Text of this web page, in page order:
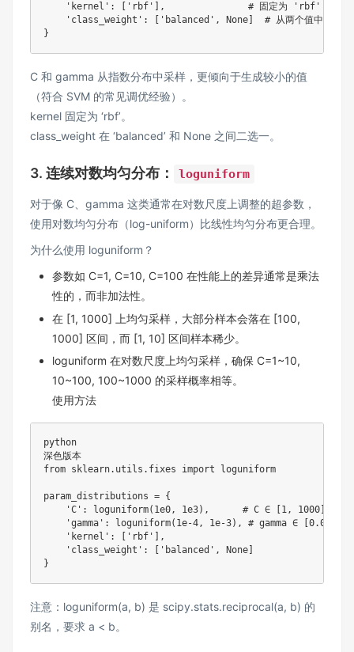
'kernel' : 'rbf' ,
# 固定为 'rbf'
'class_weight' : 'balanced' , None
# 从两个值中均匀采
}
C 和 gamma 从指数分布中采样，更倾向于生成较小的值
（符合 SVM 的常见调优经验）。
kernel 固定为 ‘rbf’。
class_weight 在 ‘balanced’ 和 None 之间二选一。
3. 连续对数均匀分布： loguniform
对于像 C、gamma 这类通常在对数尺度上调整的超参数，
使用对数均匀分布（log-uniform）比线性均匀分布更合理。
为什么使用 loguniform？
参数如 C=1, C=10, C=100 在性能上的差异通常是乘法
性的，而非加法性。
在 [1, 1000] 上均匀采样，大部分样本会落在 [100,
1000] 区间，而 [1, 10] 区间样本稀少。
loguniform 在对数尺度上均匀采样，确保 C=1~10,
10~100, 100~1000 的采样概率相等。
使用方法
python
from sklearn. utils . fixes import loguniform
param_distributions = {
'C' : loguniform( 1e0, 1e3) ,
# C ∈ [1, 1000] 对数
'gamma' : loguniform( 1e-4, 1e-3) ,
# gamma ∈ [0.0001,
'kernel' : 'rbf'
,
'class_weight' : 'balanced' , None
}
注意：loguniform(a, b) 是 scipy.stats.reciprocal(a, b) 的
别名，要求 a < b。